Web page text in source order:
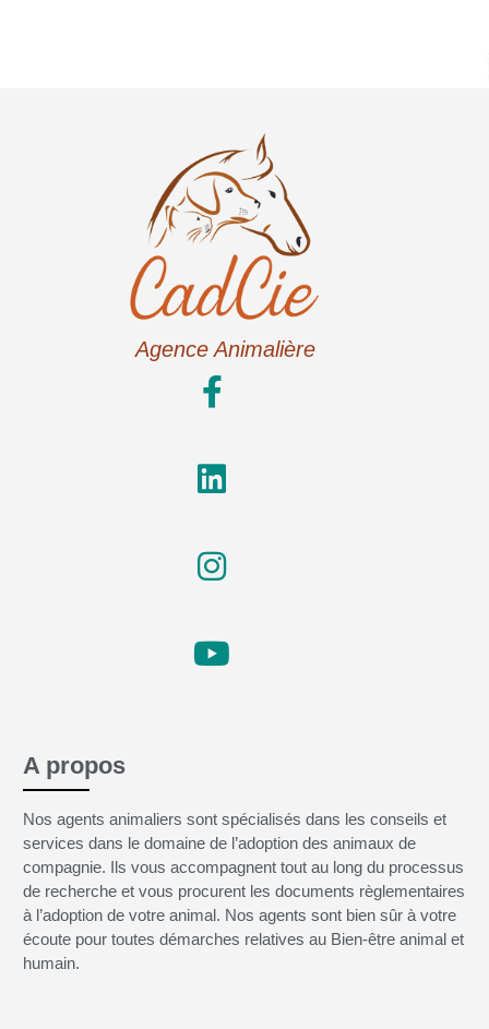
Agence Animalière
A propos
Nos agents animaliers sont spécialisés dans les conseils et
services dans le domaine de l’adoption des animaux de
compagnie. Ils vous accompagnent tout au long du processus
de recherche et vous procurent les documents règlementaires
à l’adoption de votre animal. Nos agents sont bien sûr à votre
écoute pour toutes démarches relatives au Bien-être animal et
humain.